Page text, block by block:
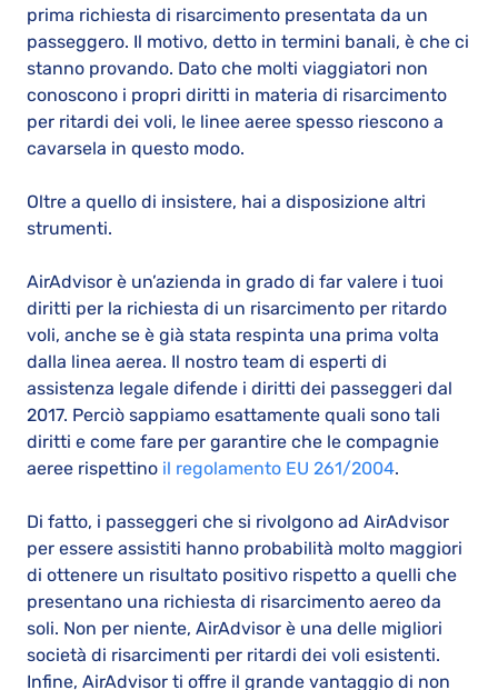
prima richiesta di risarcimento presentata da un
passeggero. Il motivo, detto in termini banali, è che ci
stanno provando. Dato che molti viaggiatori non
conoscono i propri diritti in materia di risarcimento
per ritardi dei voli, le linee aeree spesso riescono a
cavarsela in questo modo.
Oltre a quello di insistere, hai a disposizione altri
strumenti.
AirAdvisor è un’azienda in grado di far valere i tuoi
diritti per la richiesta di un risarcimento per ritardo
voli, anche se è già stata respinta una prima volta
dalla linea aerea. Il nostro team di esperti di
assistenza legale difende i diritti dei passeggeri dal
2017. Perciò sappiamo esattamente quali sono tali
diritti e come fare per garantire che le compagnie
aeree rispettino il regolamento EU 261/2004.
Di fatto, i passeggeri che si rivolgono ad AirAdvisor
per essere assistiti hanno probabilità molto maggiori
di ottenere un risultato positivo rispetto a quelli che
presentano una richiesta di risarcimento aereo da
soli. Non per niente, AirAdvisor è una delle migliori
società di risarcimenti per ritardi dei voli esistenti.
Infine, AirAdvisor ti offre il grande vantaggio di non